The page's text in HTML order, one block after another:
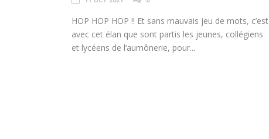
HOP HOP HOP !! Et sans mauvais jeu de mots, c’est
avec cet élan que sont partis les jeunes, collégiens
et lycéens de l’aumônerie, pour...